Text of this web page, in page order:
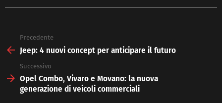
more
Precedente
Jeep: 4 nuovi concept per anticipare il futuro
Successivo
Opel Combo, Vivaro e Movano: la nuova
generazione di veicoli commerciali